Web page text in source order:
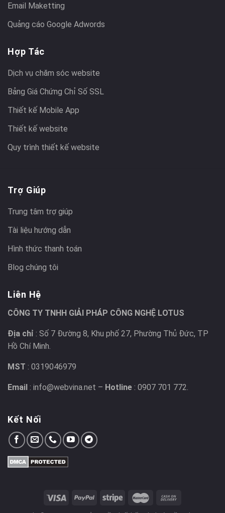
Email Maketting
Quảng cáo Google Adwords
Hợp Tác
Dịch vụ chăm sóc website
Bảng Giá Chứng Chỉ Số SSL
Thiết kế Mobile App
Thiết kế website
Quy trình thiết kế website
Trợ Giúp
Trung tâm trợ giúp
Tài liệu hướng dẫn
Hình thức thanh toán
Blog chúng tôi
Liên Hệ
CÔNG TY TNHH GIẢI PHÁP CÔNG NGHỆ LOTUS
Địa chỉ : Số 7 Đường 8, Khu phố 27, Phường Thủ Đức, TP
Hồ Chí Minh.
MST : 0319046979
Email : info@webvina.net – Hotline : 0907 701 772.
Kết Nối